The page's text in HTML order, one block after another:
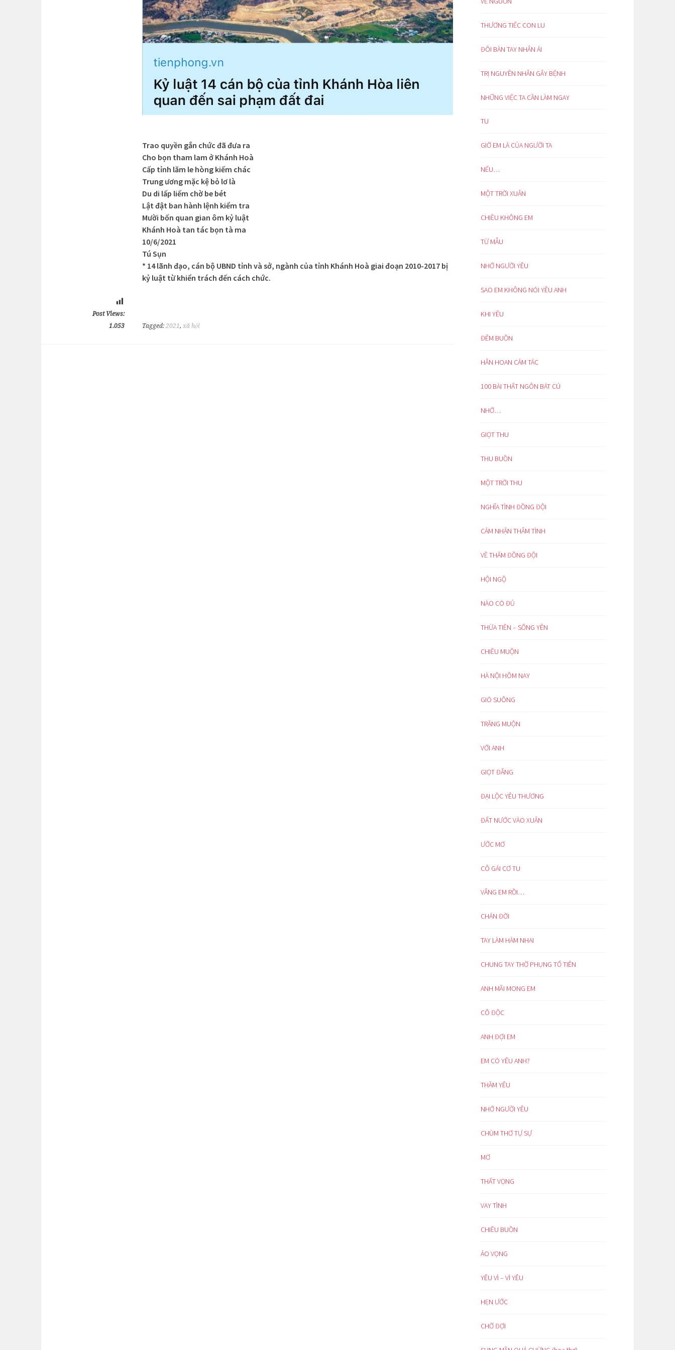
Trao quyền gắn chức đã đưa ra
Cho bọn tham lam ở Khánh Hoà
Cấp tỉnh lăm le hòng kiếm chác
Trung ương mặc kệ bỏ lơ là
Du di lấp liếm chờ be bét
Lật đật ban hành lệnh kiểm tra
Mười bốn quan gian ôm kỷ luật
Khánh Hoà tan tác bọn tà ma
10/6/2021
Tú Sụn
* 14 lãnh đạo, cán bộ UBND tỉnh và sở, ngành của tỉnh Khánh Hoà giai đoạn 2010-2017 bị
kỷ luật từ khiển trách đến cách chức.
Post Views:
1.053
Tagged: 2021, xã hội
THƯƠNG TIẾC CON LU
ĐÔI BÀN TAY NHÂN ÁI
TRỊ NGUYÊN NHÂN GÂY BỆNH
NHỮNG VIỆC TA CẦN LÀM NGAY
TU
GIỜ EM LÀ CỦA NGƯỜI TA
NẾU…
MỘT TRỜI XUÂN
CHIỀU KHÔNG EM
TỪ MẪU
NHỚ NGƯỜI YÊU
SAO EM KHÔNG NÓI YÊU ANH
KHI YÊU
ĐÊM BUỒN
HÂN HOAN CẢM TÁC
100 BÀI THẤT NGÔN BÁT CÚ
NHỚ…
GIỌT THU
THU BUỒN
MỘT TRỜI THU
NGHĨA TÌNH ĐỒNG ĐỘI
CẢM NHẬN THÂM TÌNH
VỀ THĂM ĐỒNG ĐỘI
HỘI NGỘ
NÀO CÓ ĐỦ
THỪA TIỀN – SỐNG YÊN
CHIỀU MUỘN
HÀ NỘI HÔM NAY
GIÓ SUÔNG
TRĂNG MUỘN
VỚI ANH
GIỌT ĐẮNG
ĐẠI LỘC YÊU THƯƠNG
ĐẤT NƯỚC VÀO XUÂN
ƯỚC MƠ
CÔ GÁI CƠ TU
VẮNG EM RỒI…
CHÁN ĐỜI
TAY LÀM HÀM NHAI
CHUNG TAY THỜ PHỤNG TỔ TIÊN
ANH MÃI MONG EM
CÔ ĐỘC
ANH ĐỢI EM
EM CÓ YÊU ANH?
THẦM YÊU
NHỚ NGƯỜI YÊU
CHÙM THƠ TỰ SỰ
MƠ
THẤT VỌNG
VAY TÌNH
CHIỀU BUỒN
ẢO VỌNG
YÊU VÌ – VÌ YÊU
HẸN ƯỚC
CHỜ ĐỢI